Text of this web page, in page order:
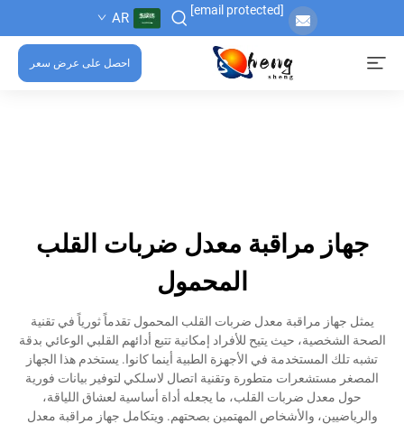
[email protected]
AR
احصل على عرض سعر
جهاز مراقبة معدل ضربات القلب
المحمول
يمثل جهاز مراقبة معدل ضربات القلب المحمول تقدماً ثورياً في تقنية
الصحة الشخصية، حيث يتيح للأفراد إمكانية تتبع أدائهم القلبي الوعائي بدقة
تشبه تلك المستخدمة في الأجهزة الطبية أينما كانوا. يستخدم هذا الجهاز
المصغر مستشعرات متطورة وتقنية اتصال لاسلكي لتوفير بيانات فورية
حول معدل ضربات القلب، ما يجعله أداة أساسية لعشاق اللياقة،
والرياضيين، والأشخاص المهتمين بصحتهم. ويتكامل جهاز مراقبة معدل